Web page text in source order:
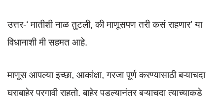
उत्तर-‘ मातीशी नाळ तुटली, की माणूसपण तरी कसं राहणार’ या
विधानाशी मी सहमत आहे.
माणूस आपल्या इच्छा, आकांक्षा, गरजा पूर्ण करण्यासाठी बऱ्याचदा
घराबाहेर परगावी राहतो. बाहेर पडल्यानंतर बऱ्याचदा त्याच्याकडे